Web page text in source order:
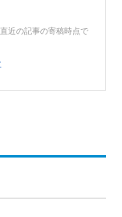
近の記事の寄稿時点で